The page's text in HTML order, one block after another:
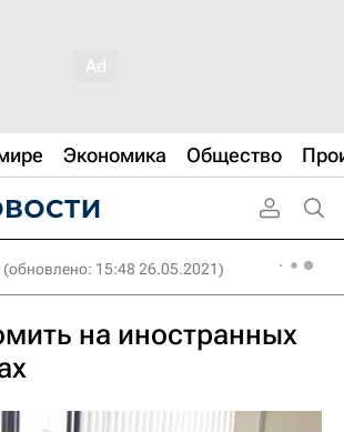
Экономика Общество
(обновлено: 15:48 26.05.2021)
на иностранных